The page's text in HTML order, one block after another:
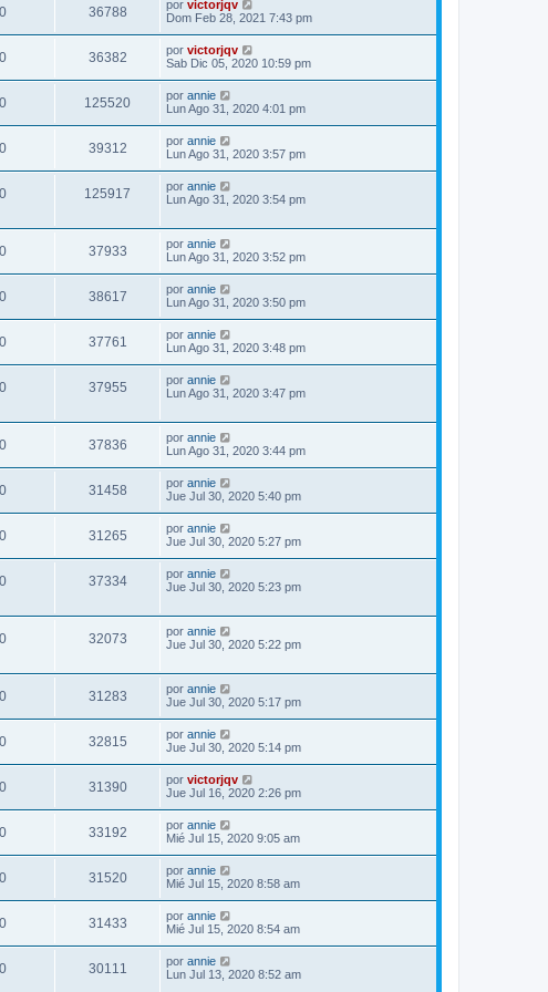
0 36788 por victorjqv
Dom Feb 28, 2021 7:43 pm
0 36382 por victorjqv
Sab Dic 05, 2020 10:59 pm
0 125520 por annie
Lun Ago 31, 2020 4:01 pm
0 39312 por annie
Lun Ago 31, 2020 3:57 pm
0 125917 por annie
Lun Ago 31, 2020 3:54 pm
0 37933 por annie
Lun Ago 31, 2020 3:52 pm
0 38617 por annie
Lun Ago 31, 2020 3:50 pm
0 37761 por annie
Lun Ago 31, 2020 3:48 pm
0 37955 por annie
Lun Ago 31, 2020 3:47 pm
0 37836 por annie
Lun Ago 31, 2020 3:44 pm
0 31458 por annie
Jue Jul 30, 2020 5:40 pm
0 31265 por annie
Jue Jul 30, 2020 5:27 pm
0 37334 por annie
Jue Jul 30, 2020 5:23 pm
0 32073 por annie
Jue Jul 30, 2020 5:22 pm
0 31283 por annie
Jue Jul 30, 2020 5:17 pm
0 32815 por annie
Jue Jul 30, 2020 5:14 pm
0 31390 por victorjqv
Jue Jul 16, 2020 2:26 pm
0 33192 por annie
Mié Jul 15, 2020 9:05 am
0 31520 por annie
Mié Jul 15, 2020 8:58 am
0 31433 por annie
Mié Jul 15, 2020 8:54 am
0 30111 por annie
Lun Jul 13, 2020 8:52 am